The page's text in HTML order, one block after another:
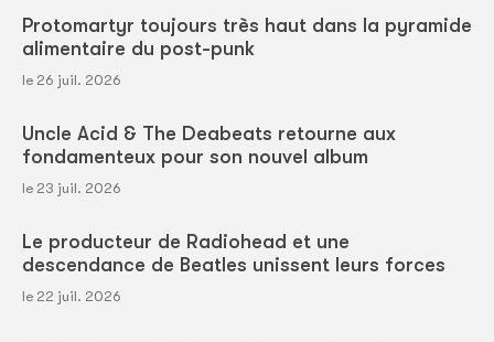
Protomartyr toujours très haut dans la pyramide
alimentaire du post-punk
le 26 juil. 2026
Uncle Acid & The Deabeats retourne aux
fondamenteux pour son nouvel album
le 23 juil. 2026
Le producteur de Radiohead et une
descendance de Beatles unissent leurs forces
le 22 juil. 2026